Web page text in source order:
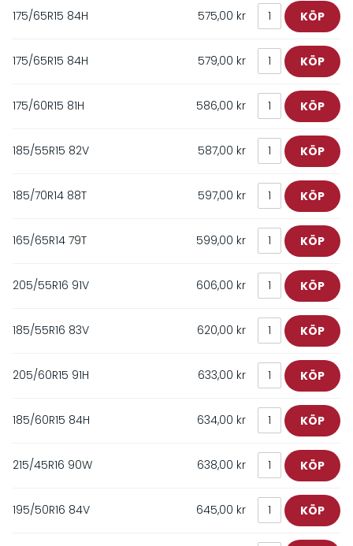
175/65R15 84H 575,00 kr
175/65R15 84H 579,00 kr
175/60R15 81H 586,00 kr
185/55R15 82V 587,00 kr
185/70R14 88T 597,00 kr
165/65R14 79T 599,00 kr
205/55R16 91V 606,00 kr
185/55R16 83V 620,00 kr
205/60R15 91H 633,00 kr
185/60R15 84H 634,00 kr
215/45R16 90W 638,00 kr
195/50R16 84V 645,00 kr